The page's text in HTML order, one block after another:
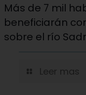
Más de 7 mil
beneficiarán
sobre el río
Leer mas